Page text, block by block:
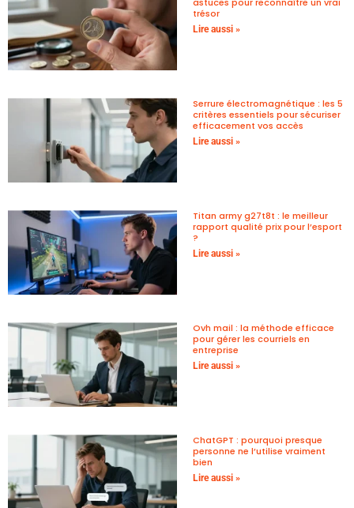
trésor
Lire aussi »
Serrure électromagnétique : les 5
critères essentiels pour sécuriser
efficacement vos accès
Lire aussi »
Titan army g27t8t : le meilleur
rapport qualité prix pour l’esport
?
Lire aussi »
Ovh mail : la méthode efficace
pour gérer les courriels en
entreprise
Lire aussi »
ChatGPT : pourquoi presque
personne ne l’utilise vraiment
bien
Lire aussi »